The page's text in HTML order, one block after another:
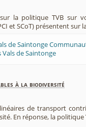
la politique TVB sur
et SCoT) présentent sur
de Saintonge
Vals de Saintonge
à la biodiversité
de transport
En réponse, la politique